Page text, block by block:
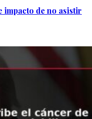
impacto de no asistir